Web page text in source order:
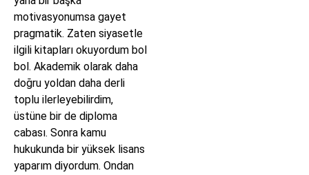
motivasyonumsa gayet
pragmatik. Zaten siyasetle
ilgili kitapları okuyordum bol
bol. Akademik olarak daha
doğru yoldan daha derli
toplu ilerleyebilirdim,
üstüne bir de diploma
cabası. Sonra kamu
hukukunda bir yüksek lisans
yaparım diyordum. Ondan